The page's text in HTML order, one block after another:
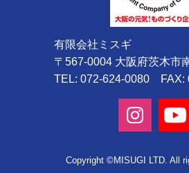
有限会社ミスギ
〒567-0004 大阪府茨木市
TEL: 072-624-0080 FAX:
Copyright ©MISUGI LTD. All